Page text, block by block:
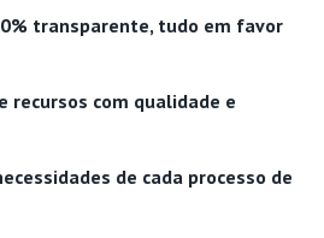
transparente, tudo em favor
recursos com qualidade e
de cada processo de